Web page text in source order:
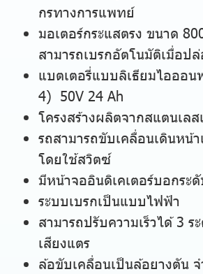
กรทางการแพทย์
มอเตอร์กระแสตรง ขนาด
สามารถเบรกอัตโนมัติเมื่อปล่
แบตเตอรี่แบบลิเธียมไอออน
4) 50V 24 Ah
โครงสร้างผลิตจากสแตนเลส
รถสามารถขับเคลื่อนเดินหน้
โดยใช้สวิตซ์
มีหน้าจออินดิเคเตอร์บอกระ
ระบบเบรกเป็นแบบไฟฟ้า
สามารถปรับความเร็วได้ 3 ร
เสียงแตร
ล้อขับเคลื่อนเป็นล้อยางตัน